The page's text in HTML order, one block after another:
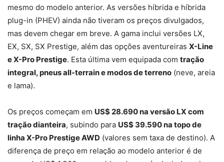
mesmo do modelo anterior. As versões híbrida e híbrida
plug-in (PHEV) ainda não tiveram os preços divulgados,
mas devem chegar em breve. A gama inclui versões LX,
EX, SX, SX Prestige, além das opções aventureiras X-Line
e X-Pro Prestige. Esta última vem equipada com tração
integral, pneus all-terrain e modos de terreno (neve, areia
e lama).
Os preços começam em US$ 28.690 na versão LX com
tração dianteira, subindo para US$ 39.590 na topo de
linha X-Pro Prestige AWD (valores sem taxa de destino). A
diferença de preço em relação ao modelo anterior é de